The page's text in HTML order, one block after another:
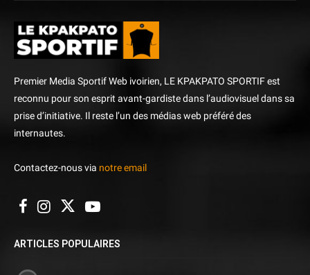
Premier Media Sportif Web ivoirien, LE KPAKPATO SPORTIF est
reconnu pour son esprit avant-gardiste dans l’audiovisuel dans sa
prise d’initiative. Il reste l’un des médias web préféré des
internautes.
Contactez-nous via notre email
ARTICLES POPULAIRES